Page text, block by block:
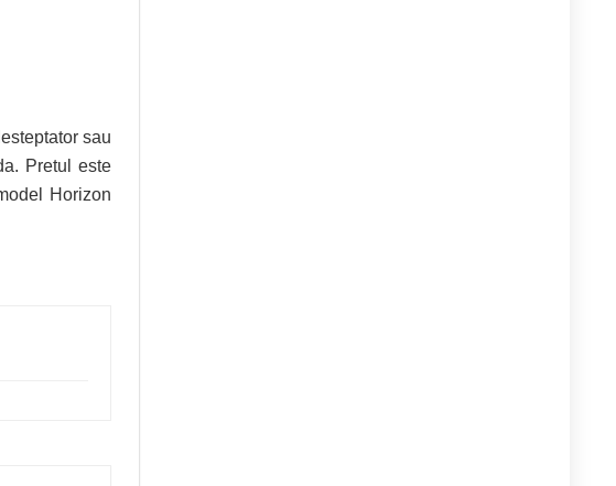
sau
Pretul este
Horizon